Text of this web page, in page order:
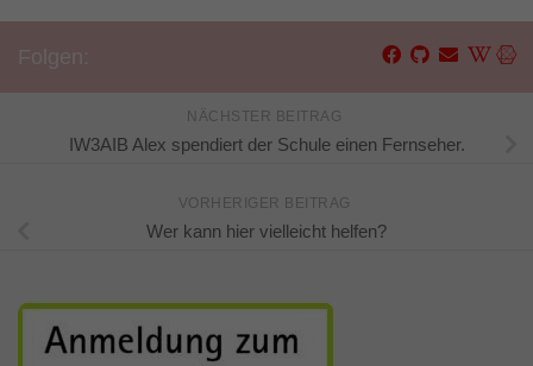
NÄCHSTER BEITRAG
IW3AIB Alex spendiert der Schule einen Fernseher.
VORHERIGER BEITRAG
Wer kann hier vielleicht helfen?